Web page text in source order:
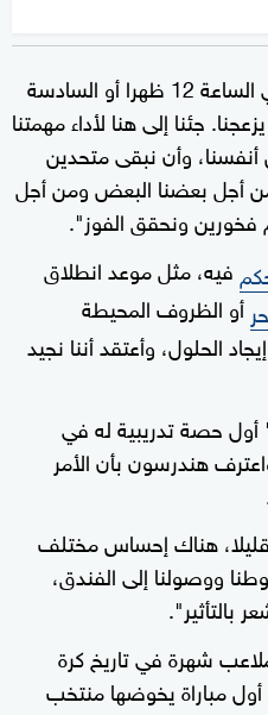
وتابع: "سواء أقيمت المباراة في الساعة 12 ظهرا أو السادسة
جئنا إلى هنا لأداء مهمتنا
وأن نبقى متحدين
أجل بعضنا البعض ومن أجل
فخورين ونحقق الفوز".
فيه، مثل موعد انطلاق
أو الظروف المحيطة
الحلول، وأعتقد أننا نجيد
حصة تدريبية له في
هندرسون بأن الأمر
هناك إحساس مختلف
ووصولنا إلى الفندق،
بالتأثير".
شهرة في تاريخ كرة
أول مباراة يخوضها منتخب